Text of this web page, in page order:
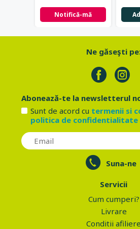
Notifică-mă
Ne găseşti
Abonează-te la newsletterul
Sunt de acord cu termenii si
politica de confidentialitate
Suna-ne
Servicii
Cum cumperi?
Livrare
Conditii afiliere